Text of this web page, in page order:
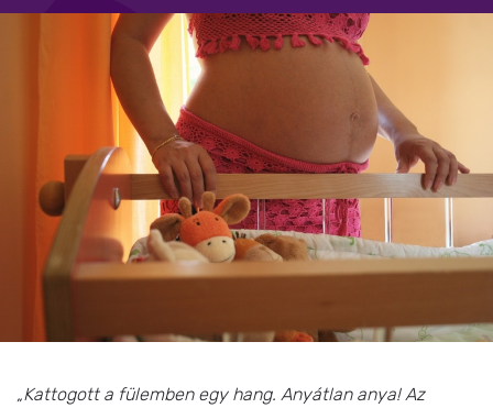
„Kattogott a fülemben egy hang. Anyátlan anya! Az